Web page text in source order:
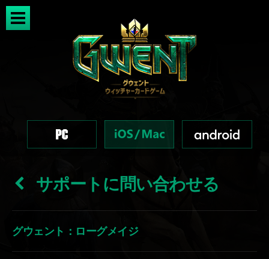
サポートに問い合わせる
グウェント：ローグメイジ